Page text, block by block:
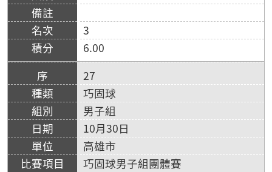
3
6.00
27
巧固球
男子組
10月30日
高雄市
巧固球男子組團體賽